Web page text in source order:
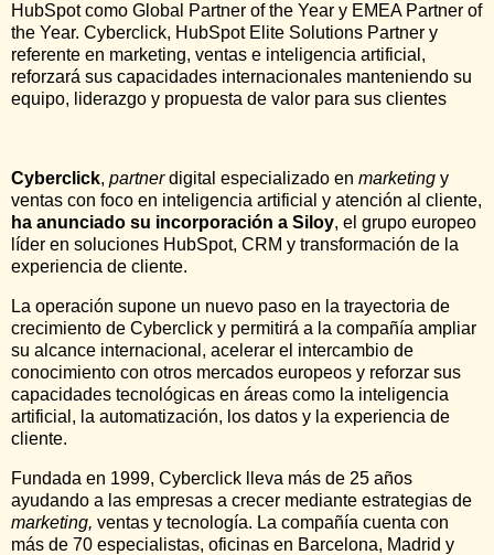
HubSpot como Global Partner of the Year y EMEA Partner of
the Year. Cyberclick, HubSpot Elite Solutions Partner y
referente en marketing, ventas e inteligencia artificial,
reforzará sus capacidades internacionales manteniendo su
equipo, liderazgo y propuesta de valor para sus clientes
Cyberclick, partnerdigital especializado en marketing y
ventas con foco en inteligencia artificial y atención al cliente,
ha anunciado su incorporación a Siloy, el grupo europeo
líder en soluciones HubSpot, CRM y transformación de la
experiencia de cliente.
La operación supone un nuevo paso en la trayectoria de
crecimiento de Cyberclick y permitirá a la compañía ampliar
su alcance internacional, acelerar el intercambio de
conocimiento con otros mercados europeos y reforzar sus
capacidades tecnológicas en áreas como la inteligencia
artificial, la automatización, los datos y la experiencia de
cliente.
Fundada en 1999, Cyberclick lleva más de 25 años
ayudando a las empresas a crecer mediante estrategias de
marketing, ventas y tecnología. La compañía cuenta con
más de 70 especialistas, oficinas en Barcelona, Madrid y